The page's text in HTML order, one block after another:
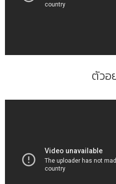
ตัวอ